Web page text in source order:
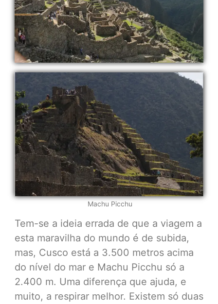
Machu Picchu
Tem-se a ideia errada de que a viagem a
esta maravilha do mundo é de subida,
mas, Cusco está a 3.500 metros acima
do nível do mar e Machu Picchu só a
2.400 m. Uma diferença que ajuda, e
muito, a respirar melhor. Existem só duas